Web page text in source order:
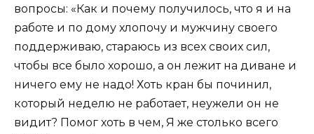
вопросы: «Как и почему получилось, что я и на
работе и по дому хлопочу и мужчину своего
поддерживаю, стараюсь из всех своих сил,
чтобы все было хорошо, а он лежит на диване и
ничего ему не надо! Хоть кран бы починил,
который неделю не работает, неужели он не
видит? Помог хоть в чем, Я же столько всего